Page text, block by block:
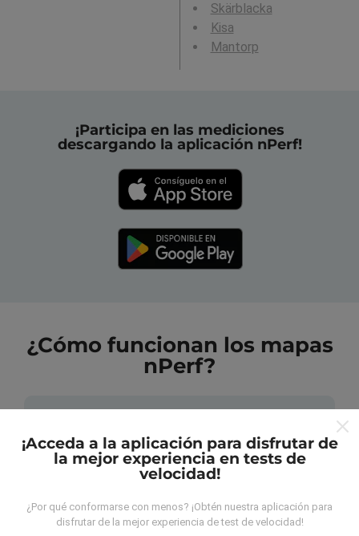
Skärblacka
Kisa
Mantorp
¡Participa en las mediciones
descargando la aplicación nPerf!
¿Cómo funcionan los mapas
nPerf?
¿De dónde provienen los datos?
Las mediciones almacenadas son realizadas por los
usuarios de la aplicación nPerf. Son mediciones
¡Acceda a la aplicación para disfrutar de
la mejor experiencia en tests de
velocidad!
¿Por qué conformarse con menos? ¡Obtén nuestra aplicación para
disfrutar de la mejor experiencia de test de velocidad!